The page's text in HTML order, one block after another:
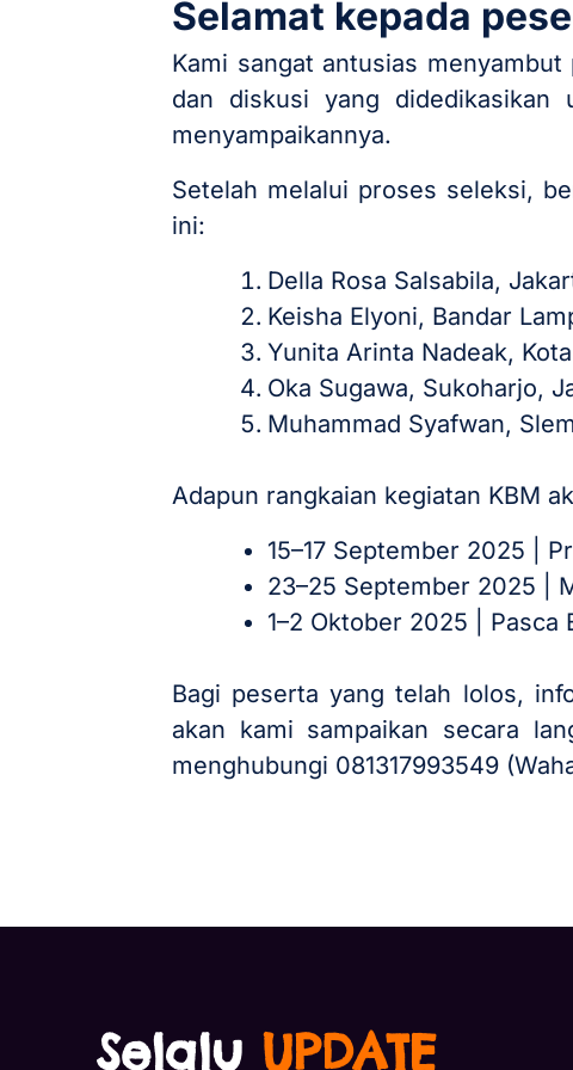
Selamat kepada
Kami sangat antusias menyambut
dan diskusi yang didedikasikan
menyampaikannya.
Setelah melalui proses seleksi,
ini:
Della Rosa Salsabila,
⁠Keisha Elyoni, Bandar
Yunita Arinta Nadeak,
Oka Sugawa, Sukoharjo,
Muhammad Syafwan,
Adapun rangkaian kegiatan KBM
15–17 September 2025 |
23–25 September 2025 |
1–2 Oktober 2025 | Pasca
Bagi peserta yang telah lolos,
akan kami sampaikan secara
menghubungi 081317993549
Selalu UPDATE